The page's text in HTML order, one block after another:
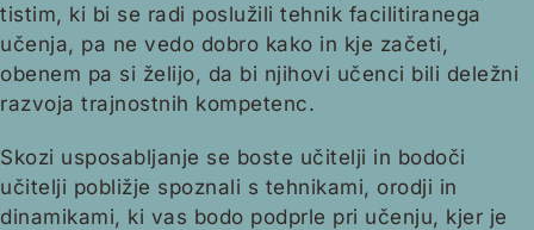
tistim, ki bi se radi poslužili tehnik facilitiranega
učenja, pa ne vedo dobro kako in kje začeti,
obenem pa si želijo, da bi njihovi učenci bili deležni
razvoja trajnostnih kompetenc.
Skozi usposabljanje se boste učitelji in bodoči
učitelji pobližje spoznali s tehnikami, orodji in
dinamikami, ki vas bodo podprle pri učenju, kjer je